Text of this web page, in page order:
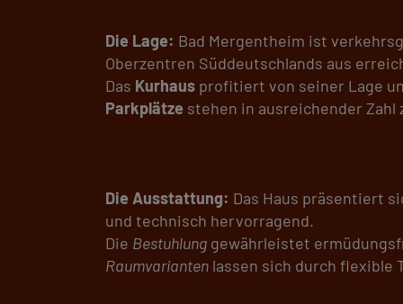
Die Lage: Bad Mergentheim ist
Oberzentren Süddeutschlands aus
Das Kurhaus profitiert von seiner Lage
Parkplätze stehen in ausreichender Zahl
Die Ausstattung: Das Haus präsentiert
und technisch hervorragend.
Die Bestuhlung gewährleistet
Raumvarianten lassen sich durch flexible